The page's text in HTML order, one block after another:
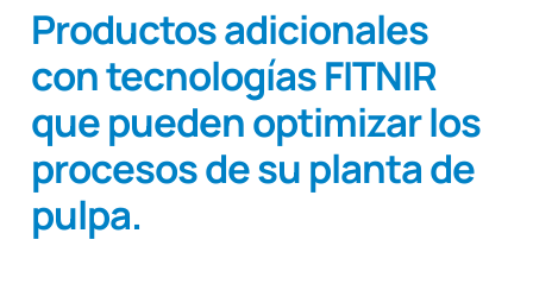
Productos adicionales
con tecnologías FITNIR
que pueden optimizar los
procesos de su planta de
pulpa.